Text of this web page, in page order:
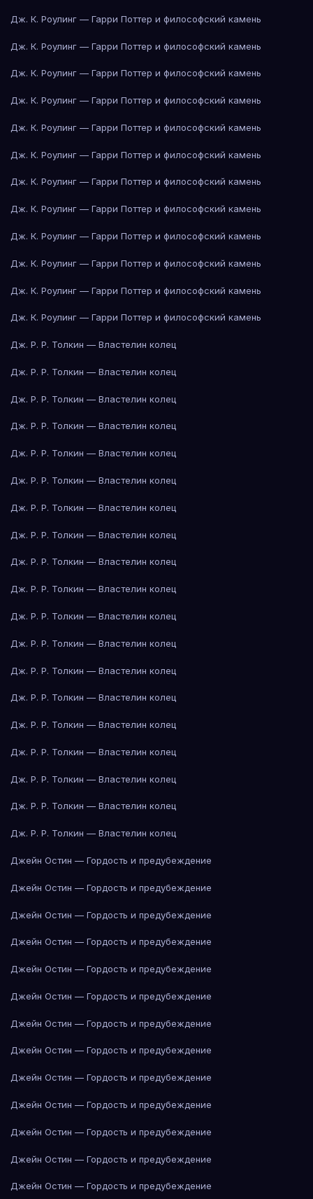
Дж. К. Роулинг — Гарри Поттер и философский камень
Дж. К. Роулинг — Гарри Поттер и философский камень
Дж. К. Роулинг — Гарри Поттер и философский камень
Дж. К. Роулинг — Гарри Поттер и философский камень
Дж. К. Роулинг — Гарри Поттер и философский камень
Дж. К. Роулинг — Гарри Поттер и философский камень
Дж. К. Роулинг — Гарри Поттер и философский камень
Дж. К. Роулинг — Гарри Поттер и философский камень
Дж. К. Роулинг — Гарри Поттер и философский камень
Дж. К. Роулинг — Гарри Поттер и философский камень
Дж. К. Роулинг — Гарри Поттер и философский камень
Дж. К. Роулинг — Гарри Поттер и философский камень
Дж. Р. Р. Толкин — Властелин колец
Дж. Р. Р. Толкин — Властелин колец
Дж. Р. Р. Толкин — Властелин колец
Дж. Р. Р. Толкин — Властелин колец
Дж. Р. Р. Толкин — Властелин колец
Дж. Р. Р. Толкин — Властелин колец
Дж. Р. Р. Толкин — Властелин колец
Дж. Р. Р. Толкин — Властелин колец
Дж. Р. Р. Толкин — Властелин колец
Дж. Р. Р. Толкин — Властелин колец
Дж. Р. Р. Толкин — Властелин колец
Дж. Р. Р. Толкин — Властелин колец
Дж. Р. Р. Толкин — Властелин колец
Дж. Р. Р. Толкин — Властелин колец
Дж. Р. Р. Толкин — Властелин колец
Дж. Р. Р. Толкин — Властелин колец
Дж. Р. Р. Толкин — Властелин колец
Дж. Р. Р. Толкин — Властелин колец
Дж. Р. Р. Толкин — Властелин колец
Джейн Остин — Гордость и предубеждение
Джейн Остин — Гордость и предубеждение
Джейн Остин — Гордость и предубеждение
Джейн Остин — Гордость и предубеждение
Джейн Остин — Гордость и предубеждение
Джейн Остин — Гордость и предубеждение
Джейн Остин — Гордость и предубеждение
Джейн Остин — Гордость и предубеждение
Джейн Остин — Гордость и предубеждение
Джейн Остин — Гордость и предубеждение
Джейн Остин — Гордость и предубеждение
Джейн Остин — Гордость и предубеждение
Джейн Остин — Гордость и предубеждение